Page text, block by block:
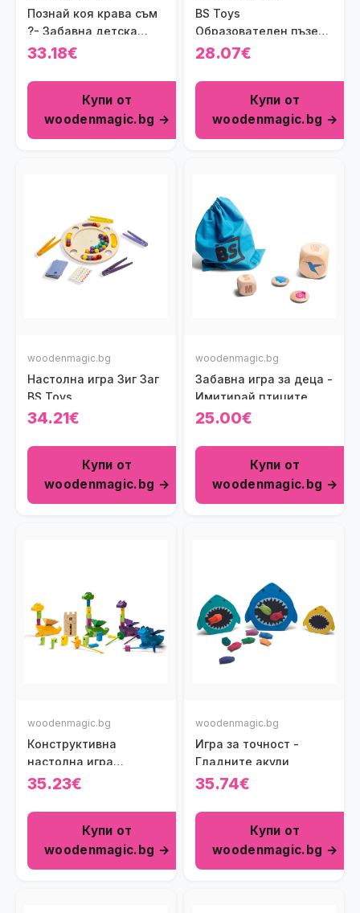
Познай коя крава съм
?- Забавна детска
игра
33.18€
Купи от
woodenmagic.bg →
BS Toys
Образователен пъзел
с клечки
28.07€
Купи от
woodenmagic.bg →
woodenmagic.bg
Настолна игра Зиг Заг
BS Toys
34.21€
Купи от
woodenmagic.bg →
woodenmagic.bg
Забавна игра за деца -
Имитирай птиците
25.00€
Купи от
woodenmagic.bg →
woodenmagic.bg
Конструктивна
настолна игра
Дракони
35.23€
Купи от
woodenmagic.bg →
woodenmagic.bg
Игра за точност -
Гладните акули
35.74€
Купи от
woodenmagic.bg →